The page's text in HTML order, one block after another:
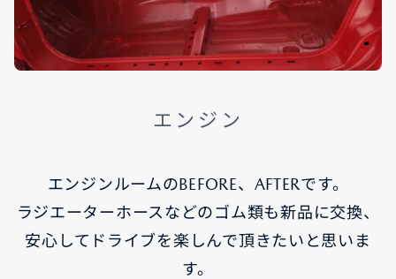
エンジン
エンジンルームのBEFORE、AFTERです。
ラジエーターホースなどのゴム類も新品に交換、
安心してドライブを楽しんで頂きたいと思いま
す。